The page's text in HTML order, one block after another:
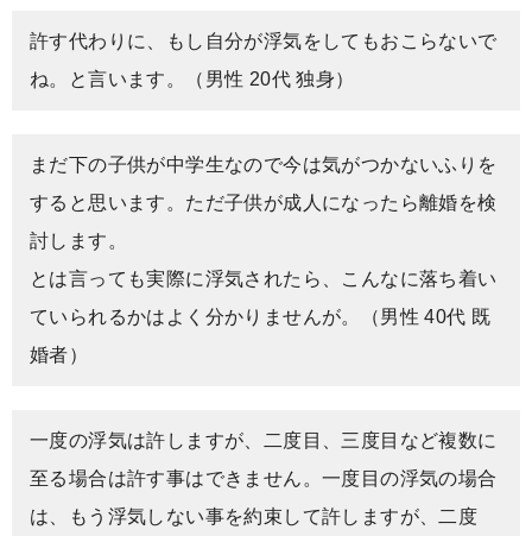
許す代わりに、もし自分が浮気をしてもおこらないで
ね。と言います。（男性 20代 独身）
まだ下の子供が中学生なので今は気がつかないふりを
すると思います。ただ子供が成人になったら離婚を検
討します。
とは言っても実際に浮気されたら、こんなに落ち着い
ていられるかはよく分かりませんが。（男性 40代 既
婚者）
一度の浮気は許しますが、二度目、三度目など複数に
至る場合は許す事はできません。一度目の浮気の場合
は、もう浮気しない事を約束して許しますが、二度